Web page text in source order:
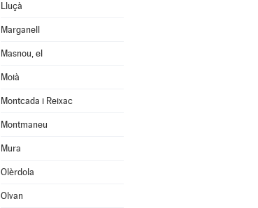
Lluçà
Marganell
Masnou, el
Moià
Montcada i Reixac
Montmaneu
Mura
Olèrdola
Olvan